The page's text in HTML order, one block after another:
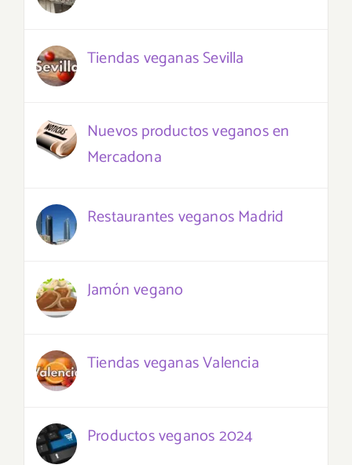
Tiendas veganas Sevilla
Nuevos productos veganos en
Mercadona
Restaurantes veganos Madrid
Jamón vegano
Tiendas veganas Valencia
Productos veganos 2024